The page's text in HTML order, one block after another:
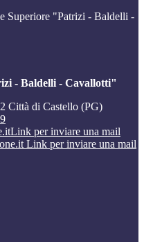
Superiore "Patrizi - Baldelli -
- Baldelli - Cavallotti"
Città di Castello (PG)
Link per inviare una mail
Link per inviare una mail